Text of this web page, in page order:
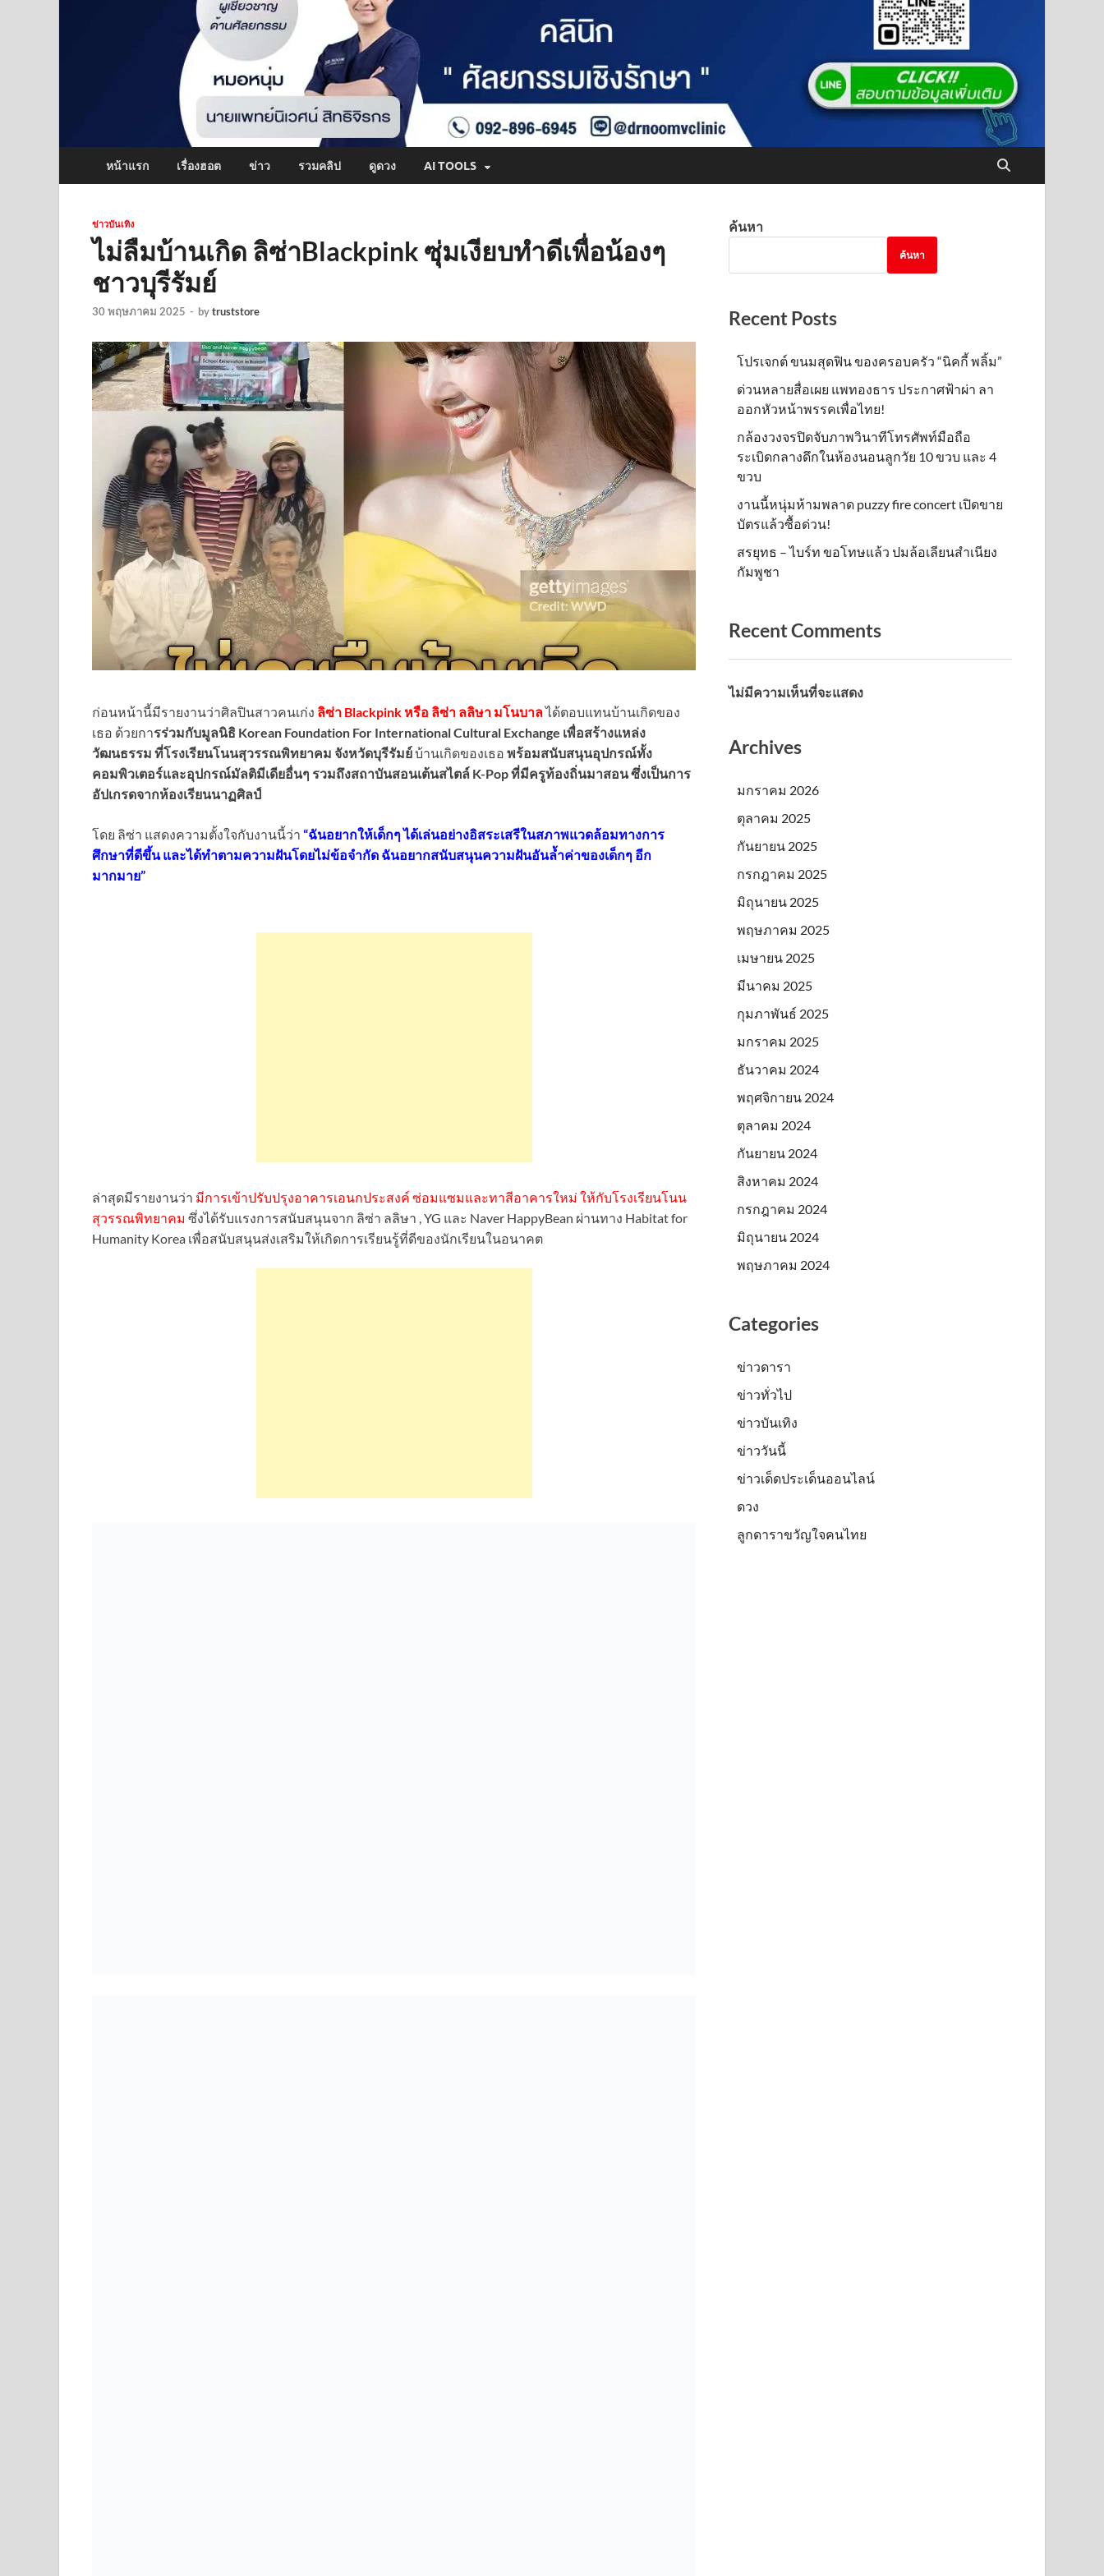
หน้าแรก เรื่องฮอต ข่าว รวมคลิป ดูดวง AI TOOLS
ข่าวบันเทิง
ไม่ลืมบ้านเกิด ลิซ่าBlackpink ซุ่มเงียบทำดีเพื่อน้องๆ
ชาวบุรีรัมย์
30 พฤษภาคม 2025 - bytruststore
ก่อนหน้านี้มีรายงานว่าศิลปินสาวคนเก่ง ลิซ่า Blackpink หรือ ลิซ่า ลลิษา มโนบาลได้ตอบแทนบ้านเกิดของ
เธอ ด้วยการร่วมกับมูลนิธิ Korean Foundation For International Cultural Exchange เพื่อสร้างแหล่ง
วัฒนธรรม ที่โรงเรียนโนนสุวรรณพิทยาคม จังหวัดบุรีรัมย์บ้านเกิดของเธอ พร้อมสนับสนุนอุปกรณ์ทั้ง
คอมพิวเตอร์และอุปกรณ์มัลติมีเดียอื่นๆ รวมถึงสถาบันสอนเต้นสไตล์ K-Pop ที่มีครูท้องถิ่นมาสอน ซึ่งเป็นการ
อัปเกรดจากห้องเรียนนาฏศิลป์
โดย ลิซ่า แสดงความตั้งใจกับงานนี้ว่า “ฉันอยากให้เด็กๆ ได้เล่นอย่างอิสระเสรีในสภาพแวดล้อมทางการ
ศึกษาที่ดีขึ้น และได้ทำตามความฝันโดยไม่ข้อจำกัด ฉันอยากสนับสนุนความฝันอันล้ำค่าของเด็กๆ อีก
มากมาย”
ล่าสุดมีรายงานว่า มีการเข้าปรับปรุงอาคารเอนกประสงค์ ซ่อมแซมและทาสีอาคารใหม่ ให้กับโรงเรียนโนน
สุวรรณพิทยาคม ซึ่งได้รับแรงการสนับสนุนจาก ลิซ่า ลลิษา , YG และ Naver HappyBean ผ่านทาง Habitat for
Humanity Korea เพื่อสนับสนุนส่งเสริมให้เกิดการเรียนรู้ที่ดีของนักเรียนในอนาคต
ค้นหา
ค้นหา
Recent Posts
โปรเจกต์ ขนมสุดฟิน ของครอบครัว “นิคกี้ พลิ้ม”
ด่วนหลายสื่อเผย แพทองธาร ประกาศฟ้าผ่า ลา
ออกหัวหน้าพรรคเพื่อไทย!
กล้องวงจรปิดจับภาพวินาทีโทรศัพท์มือถือ
ระเบิดกลางดึกในห้องนอนลูกวัย 10 ขวบ และ 4
ขวบ
งานนี้หนุ่มห้ามพลาด puzzy fire concert เปิดขาย
บัตรแล้วซื้อด่วน!
สรยุทธ – ไบร์ท ขอโทษแล้ว ปมล้อเลียนสำเนียง
กัมพูชา
Recent Comments
ไม่มีความเห็นที่จะแสดง
Archives
มกราคม 2026
ตุลาคม 2025
กันยายน 2025
กรกฎาคม 2025
มิถุนายน 2025
พฤษภาคม 2025
เมษายน 2025
มีนาคม 2025
กุมภาพันธ์ 2025
มกราคม 2025
ธันวาคม 2024
พฤศจิกายน 2024
ตุลาคม 2024
กันยายน 2024
สิงหาคม 2024
กรกฎาคม 2024
มิถุนายน 2024
พฤษภาคม 2024
Categories
ข่าวดารา
ข่าวทั่วไป
ข่าวบันเทิง
ข่าววันนี้
ข่าวเด็ดประเด็นออนไลน์
ดวง
ลูกดาราขวัญใจคนไทย